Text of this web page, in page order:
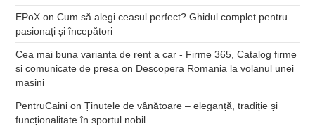
EPoX onCum să alegi ceasul perfect? Ghidul complet pentru
pasionați și începători
Cea mai buna varianta de rent a car - Firme 365, Catalog firme
si comunicate de presa on Descopera Romania la volanul unei
masini
PentruCaini onȚinutele de vânătoare – eleganță, tradiție și
funcționalitate în sportul nobil